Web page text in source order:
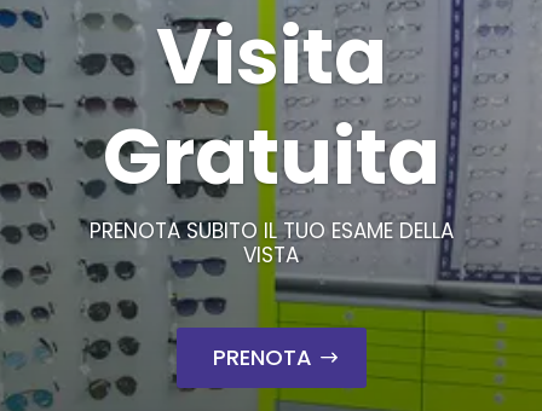
Visita
Gratuita
PRENOTA SUBITO IL TUO ESAME DELLA
VISTA
PRENOTA